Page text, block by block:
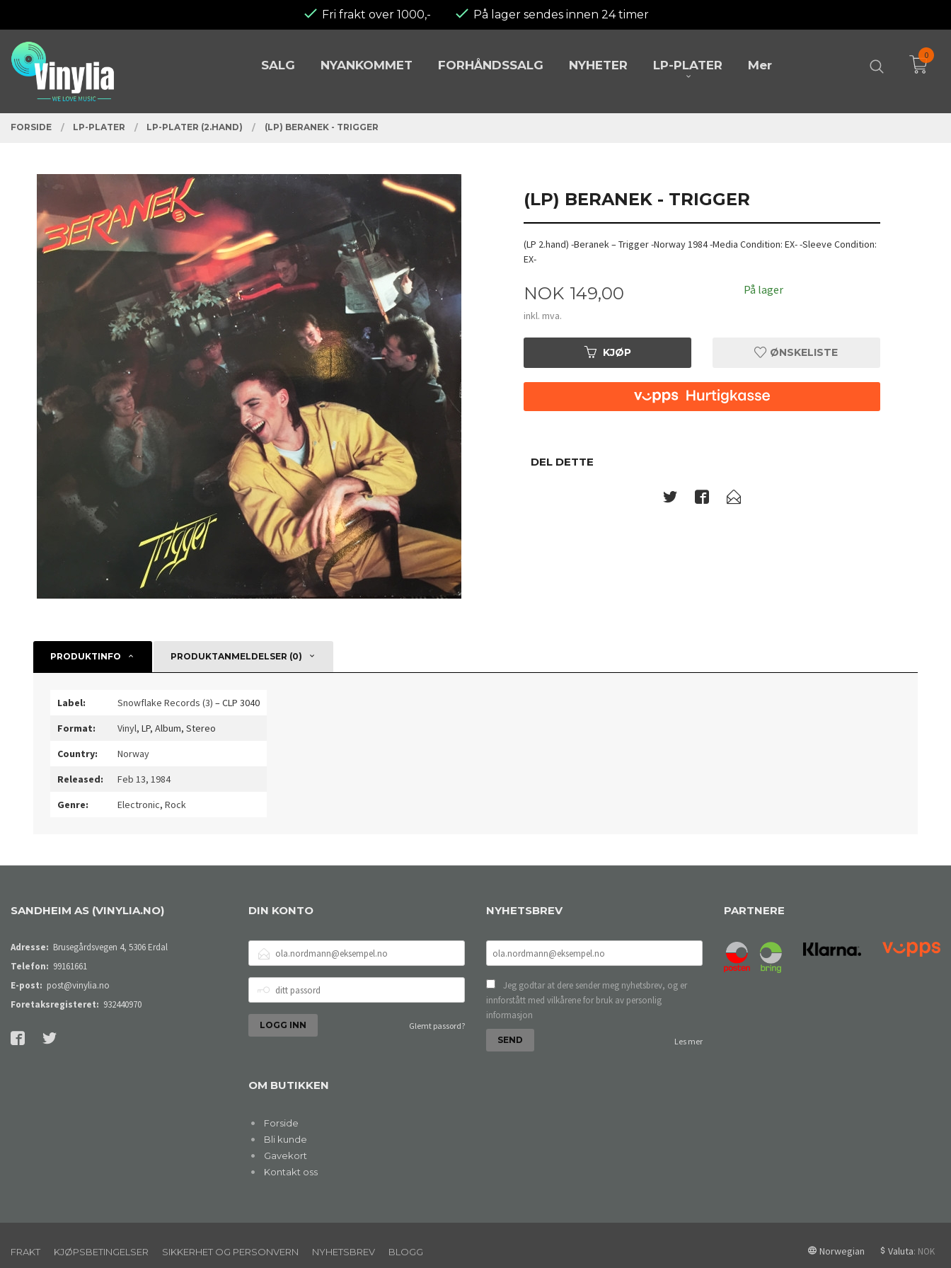
innholdet
Fri frakt over 1000,- På lager sendes innen 24 timer
PRODUKTER
SALG NYANKOMMET FORHÅNDSSALG NYHETER LP-PLATER Mer
0
FORSIDE LP-PLATER LP-PLATER (2.HAND) (LP) BERANEK - TRIGGER
(LP) BERANEK - TRIGGER
(LP 2.hand) -Beranek – Trigger -Norway 1984 -Media Condition: EX- -Sleeve Condition:
EX-
Pris
NOK 149,00
inkl. mva.
På lager
KJØP ØNSKELISTE
DEL DETTE
PRODUKTINFO PRODUKTANMELDELSER (0)
Label: Snowflake Records (3) – CLP 3040
Format:
Vinyl, LP, Album, Stereo
Country:
Norway
Released:
Feb 13, 1984
Genre:
Electronic, Rock
SANDHEIM AS (VINYLIA.NO)
Adresse: Brusegårdsvegen 4, 5306 Erdal
Telefon: 99161661
E-post: post@vinylia.no
Foretaksregisteret: 932440970
DIN KONTO
POSTADRESSE
PASSORD
Glemt passord?
OM BUTIKKEN
Forside
Bli kunde
Gavekort
Kontakt oss
NYHETSBREV
Jeg godtar at dere sender meg nyhetsbrev, og er
innforstått med vilkårene for bruk av personlig
informasjon
Les mer
PARTNERE
Norwegian Valuta: NOK
FRAKT KJØPSBETINGELSER SIKKERHET OG PERSONVERN NYHETSBREV BLOGG